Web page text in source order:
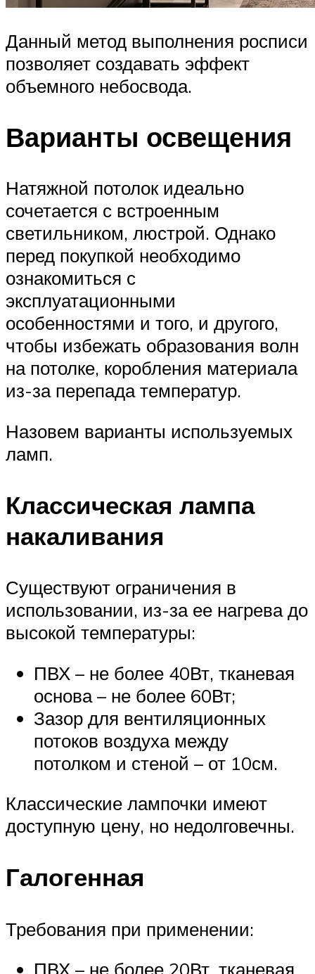
Данный метод выполнения росписи
позволяет создавать эффект
объемного небосвода.
Варианты освещения
Натяжной потолок идеально
сочетается с встроенным
светильником, люстрой. Однако
перед покупкой необходимо
ознакомиться с
эксплуатационными
особенностями и того, и другого,
чтобы избежать образования волн
на потолке, коробления материала
из-за перепада температур.
Назовем варианты используемых
ламп.
Классическая лампа
накаливания
Существуют ограничения в
использовании, из-за ее нагрева до
высокой температуры:
ПВХ – не более 40Вт, тканевая
основа – не более 60Вт;
Зазор для вентиляционных
потоков воздуха между
потолком и стеной – от 10см.
Классические лампочки имеют
доступную цену, но недолговечны.
Галогенная
Требования при применении:
ПВХ – не более 20Вт, тканевая